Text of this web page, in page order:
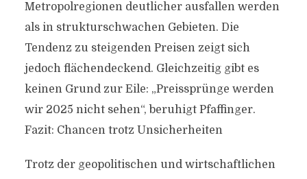
Metropolregionen deutlicher ausfallen werden
als in strukturschwachen Gebieten. Die
Tendenz zu steigenden Preisen zeigt sich
jedoch flächendeckend. Gleichzeitig gibt es
keinen Grund zur Eile: „Preissprünge werden
wir 2025 nicht sehen“, beruhigt Pfaffinger.
Fazit: Chancen trotz Unsicherheiten
Trotz der geopolitischen und wirtschaftlichen